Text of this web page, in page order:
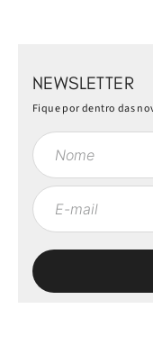
NEWSLETTER
Fique por dentro das